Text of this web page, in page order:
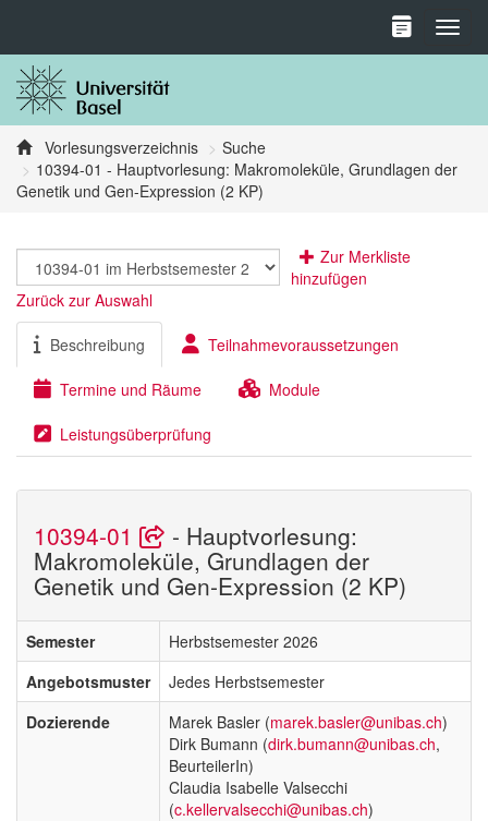
Vorlesungsverzeichnis
Suche
10394-01 - Hauptvorlesung: Makromoleküle, Grundlagen der
Genetik und Gen-Expression (2 KP)
Zur Merkliste
hinzufügen
Zurück zur Auswahl
Beschreibung Teilnahmevoraussetzungen
Termine und Räume Module
Leistungsüberprüfung
10394-01 - Hauptvorlesung:
Makromoleküle, Grundlagen der
Genetik und Gen-Expression (2 KP)
Semester
Herbstsemester 2026
Angebotsmuster
Jedes Herbstsemester
Dozierende
Marek Basler (marek.basler@unibas.ch)
Dirk Bumann (dirk.bumann@unibas.ch,
BeurteilerIn)
Claudia Isabelle Valsecchi
(c.kellervalsecchi@unibas.ch)